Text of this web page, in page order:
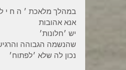
במהלך מלאכת ׳ ה ח י ל
אנא אהובות
יש ׳חלונות׳
שהנשמה הגבוהה
נכון לה שלא ׳לפתוח׳